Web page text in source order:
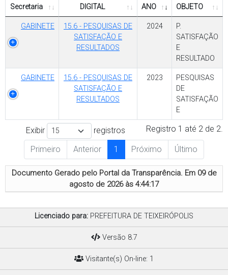
Secretaria
DIGITAL
ANO OBJETO
GABINETE
15.6 - PESQUISAS DE
SATISFAÇÃO E
RESULTADOS
2024
P.
SATISFAÇÃO
E
RESULTADO
GABINETE
15.6 - PESQUISAS DE
SATISFAÇÃO E
RESULTADOS
2023
PESQUISAS
DE
SATISFAÇÃO
E
Registro 1 até 2 de 2.
Exibir
registros
Primeiro
Anterior 1 Próximo Último
Documento Gerado pelo Portal da Transparência. Em 09 de
agosto de 2026 às 4:44:17
Licenciado para: PREFEITURA DE TEIXEIRÓPOLIS
Versão 8.7
Visitante(s) On-line: 1